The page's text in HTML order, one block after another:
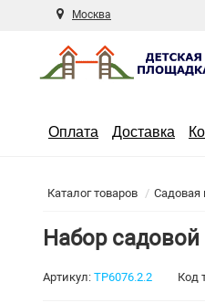
Москва
Оплата Доставка
Каталог товаров Садовая
Набор
Артикул: TP6076.2.2 Код